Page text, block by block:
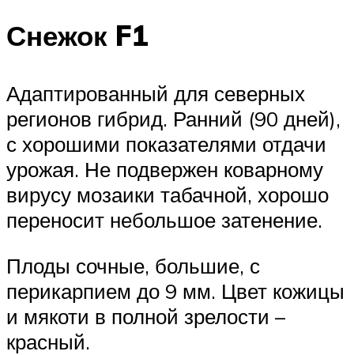
Снежок F1
Адаптированный для северных
регионов гибрид. Ранний (90 дней),
с хорошими показателями отдачи
урожая. Не подвержен коварному
вирусу мозаики табачной, хорошо
переносит небольшое затенение.
Плоды сочные, большие, с
перикарпием до 9 мм. Цвет кожицы
и мякоти в полной зрелости –
красный.